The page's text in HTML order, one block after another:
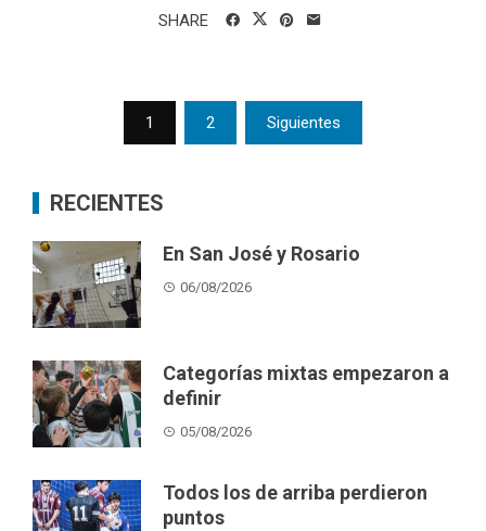
SHARE
pagination
1 2 Siguientes
RECIENTES
En San José y Rosario
06/08/2026
Categorías mixtas empezaron a
definir
05/08/2026
Todos los de arriba perdieron
puntos